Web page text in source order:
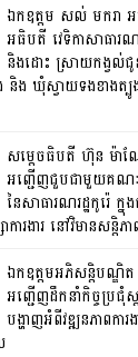
ឯកឧត្តម សល់ មករា អ
អធិបតី វេទិកាសាធារណ
និងដោះ ស្រាយកង្វល់ជូ
និង ឃុំស្វាយទងខាងត្
សម្តេចធិបតី ហ៊ុន ម៉ា
អញ្ជើញជួបជាមួយគណៈ
នៃសាធារណរដ្ឋកូរ៉េ ក្នុ
ារងារ នៅវិមានសន្តិភា
ឯកឧត្តមអភិសន្តិបណ្ឌិ
អញ្ជើញដឹកនាំកិច្ចប្រជុំស្
បង្ហាញអំពីវឌ្ឍនភាពការ